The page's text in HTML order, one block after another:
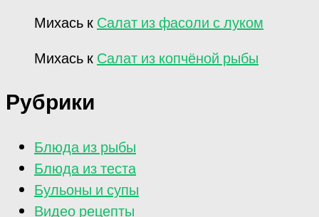
Михась к Салат из фасоли с луком
Михась к Салат из копчёной рыбы
Рубрики
Блюда из рыбы
Блюда из теста
Бульоны и супы
Видео рецепты